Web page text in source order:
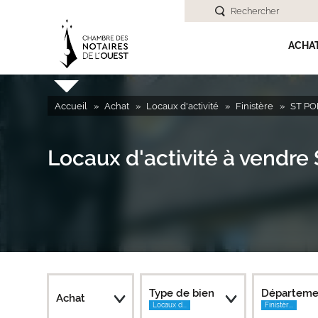
Rechercher
Accueil Achat Locaux d'activité Finistère ST
Locaux d'activité à vendre
Achat Type de bien
Locaux d... Finistèr...